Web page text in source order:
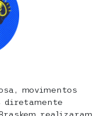
movimentos
diretamente